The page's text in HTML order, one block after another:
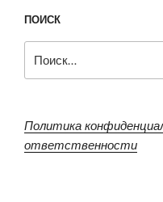
ПОИСК
Политика
ответственности